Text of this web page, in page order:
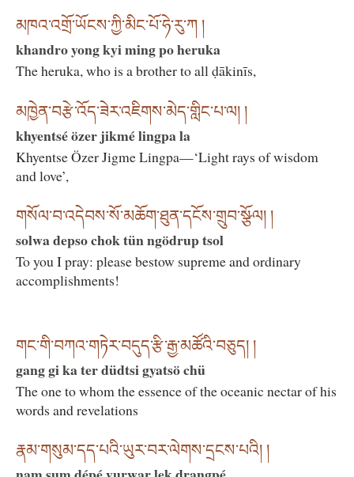
མཁའ་འགྲོ་ཡོངས་ཀྱི་མིང་པོ་ཧེ་རུ་ཀ །
khandro yong kyi ming po heruka
The heruka, who is a brother to all ḍākinīs,
མཁྱེན་བརྩེ་འོད་ཟེར་འཇིགས་མེད་གླིང་པ་ལ། །
khyentsé özer jikmé lingpa la
Khyentse Özer Jigme Lingpa—‘Light rays of wisdom
and love’,
གསོལ་བ་འདེབས་སོ་མཆོག་ཐུན་དངོས་གྲུབ་སྩོལ། །
solwa depso chok tün ngödrup tsol
To you I pray: please bestow supreme and ordinary
accomplishments!
གང་གི་བཀའ་གཏེར་བདུད་རྩི་རྒྱ་མཚོའི་བཅུད། །
gang gi ka ter düdtsi gyatsö chü
The one to whom the essence of the oceanic nectar of his
words and revelations
རྣམ་གསུམ་དད་པའི་ཡུར་བར་ལེགས་དྲངས་པའི། །